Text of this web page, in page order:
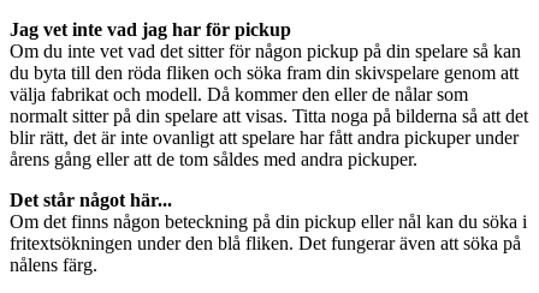
Jag vet inte vad jag har för pickup
Om du inte vet vad det sitter för någon pickup på din spelare så kan
du byta till den röda fliken och söka fram din skivspelare genom att
välja fabrikat och modell. Då kommer den eller de nålar som
normalt sitter på din spelare att visas. Titta noga på bilderna så att det
blir rätt, det är inte ovanligt att spelare har fått andra pickuper under
årens gång eller att de tom såldes med andra pickuper.
Det står något här...
Om det finns någon beteckning på din pickup eller nål kan du söka i
fritextsökningen under den blå fliken. Det fungerar även att söka på
nålens färg.